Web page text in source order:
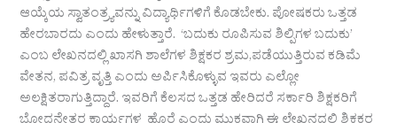
ಆಯ್ಕೆಯ ಸ್ವಾತಂತ್ರ್ಯವನ್ನು ವಿದ್ಯಾರ್ಥಿಗಳಿಗೆ ಕೊಡಬೇಕು. ಪೋಷಕರು ಒತ್ತಡ
ಹೇರಬಾರದು ಎಂದು ಹೇಳುತ್ತಾರೆ. ‘ಬದುಕು ರೂಪಿಸುವ ಶಿಲ್ಪಿಗಳ ಬದುಕು’
ಎಂಬ ಲೇಖನದಲ್ಲಿ ಖಾಸಗಿ ಶಾಲೆಗಳ ಶಿಕ್ಷಕರ ಶ್ರಮ,ಪಡೆಯುತ್ತಿರುವ ಕಡಿಮೆ
ವೇತನ, ಪವಿತ್ರ ವೃತ್ತಿ ಎಂದು ಅರ್ಪಿಸಿಕೊಳ್ಳುವ ಇವರು ಎಲ್ಲೋ
ಅಲಕ್ಷಿತರಾಗುತ್ತಿದ್ದಾರೆ. ಇವರಿಗೆ ಕೆಲಸದ ಒತ್ತಡ ಹೇರಿದರೆ ಸರ್ಕಾರಿ ಶಿಕ್ಷಕರಿಗೆ